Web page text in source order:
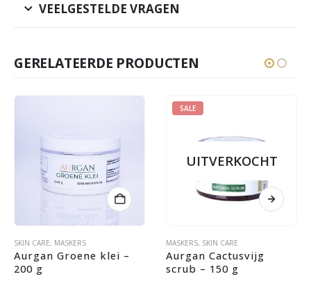
VEELGESTELDE VRAGEN
GERELATEERDE PRODUCTEN
SKIN CARE, MASKERS
Aurgan Groene klei –
200 g
SALE
UITVERKOCHT
MASKERS, SKIN CARE
Aurgan Cactusvijg
scrub – 150 g